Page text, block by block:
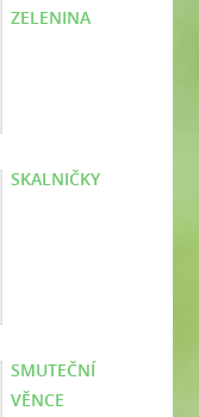
ZELENINA
SKALNIČKY
SMUTEČNÍ
VĚNCE